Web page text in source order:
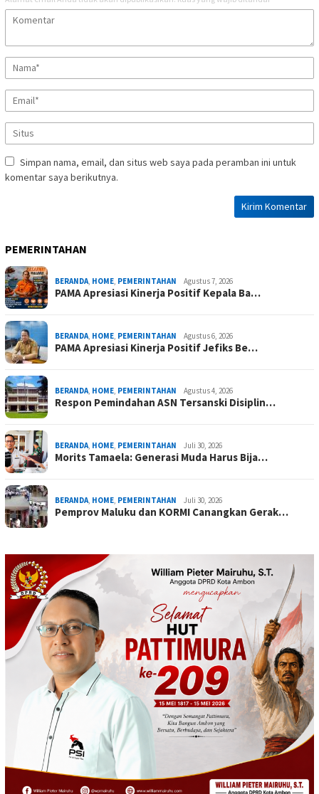
Simpan nama, email, dan situs web saya pada peramban ini untuk
komentar saya berikutnya.
PEMERINTAHAN
BERANDA, HOME, PEMERINTAHAN Agustus 7, 2026
PAMA Apresiasi Kinerja Positif Kepala Ba…
BERANDA, HOME, PEMERINTAHAN Agustus 6, 2026
PAMA Apresiasi Kinerja Positif Jefiks Be…
BERANDA, HOME, PEMERINTAHAN Agustus 4, 2026
Respon Pemindahan ASN Tersanski Disiplin…
BERANDA, HOME, PEMERINTAHAN Juli 30, 2026
Morits Tamaela: Generasi Muda Harus Bija…
BERANDA, HOME, PEMERINTAHAN Juli 30, 2026
Pemprov Maluku dan KORMI Canangkan Gerak…